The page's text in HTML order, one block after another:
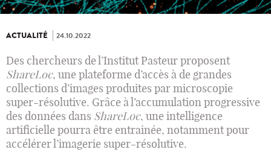
ACTUALITÉ 24.10.2022
Des chercheurs de l’Institut Pasteur proposent
ShareLoc, une plateforme d’accès à de grandes
collections d’images produites par microscopie
super-résolutive. Grâce à l’accumulation progressive
des données dans ShareLoc, une intelligence
artificielle pourra être entrainée, notamment pour
accélérer l’imagerie super-résolutive.